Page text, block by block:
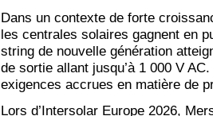
Dans un contexte de forte
les centrales solaires gagnent en
string de nouvelle génération
de sortie allant jusqu’à 1 000 V
exigences accrues en matière de
Lors d’Intersolar Europe 2026,